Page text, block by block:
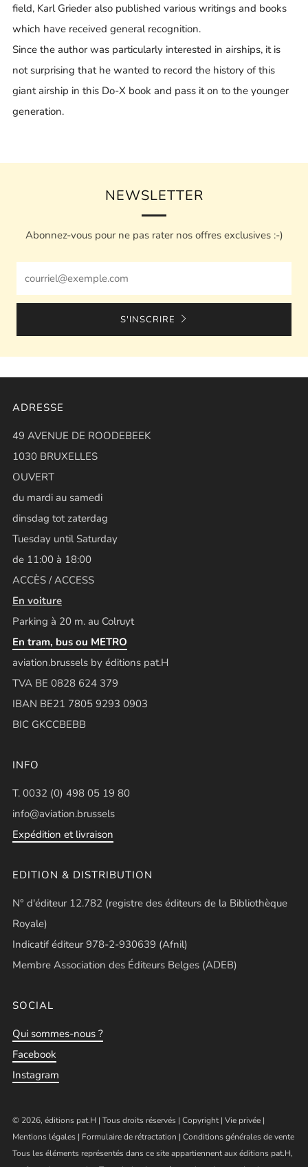
field, Karl Grieder also published various writings and books
which have received general recognition.
Since the author was particularly interested in airships, it is
not surprising that he wanted to record the history of this
giant airship in this Do-X book and pass it on to the younger
generation.
NEWSLETTER
Abonnez-vous pour ne pas rater nos offres exclusives :-)
S'INSCRIRE
ADRESSE
49 AVENUE DE ROODEBEEK
1030 BRUXELLES
OUVERT
du mardi au samedi
dinsdag tot zaterdag
Tuesday until Saturday
de 11:00 à 18:00
ACCÈS / ACCESS
En voiture
Parking à 20 m. au Colruyt
En tram, bus ou METRO
aviation.brussels by éditions pat.H
TVA BE 0828 624 379
IBAN BE21 7805 9293 0903
BIC GKCCBEBB
INFO
T. 0032 (0) 498 05 19 80
info@aviation.brussels
Expédition et livraison
EDITION & DISTRIBUTION
N° d'éditeur 12.782 (registre des éditeurs de la Bibliothèque
Royale)
Indicatif éditeur 978-2-930639 (Afnil)
Membre Association des Éditeurs Belges (ADEB)
SOCIAL
Qui sommes-nous ?
Facebook
Instagram
© 2026, éditions pat.H | Tous droits réservés | Copyright| Vie privée |
Mentions légales | Formulaire de rétractation | Conditions générales de vente
Tous les éléments représentés dans ce site appartiennent aux éditions pat.H,